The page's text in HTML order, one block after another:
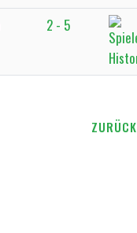
2 - 5
ZURÜCK